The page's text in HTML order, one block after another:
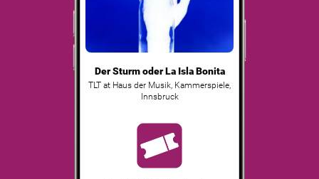
Der Sturm oder La Isla Bonita
TLT at Haus der Musik, Kammerspiele,
Innsbruck